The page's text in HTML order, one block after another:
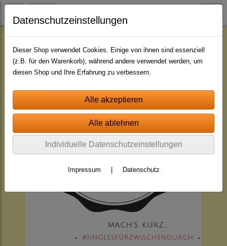
Datenschutzeinstellungen
Dieser Shop verwendet Cookies. Einige von ihnen sind essenziell
(z.B. für den Warenkorb), während andere verwendet werden, um
diesen Shop und Ihre Erfahrung zu verbessern.
Individuelle Datenschutzeinstellungen
Impressum Datenschutz